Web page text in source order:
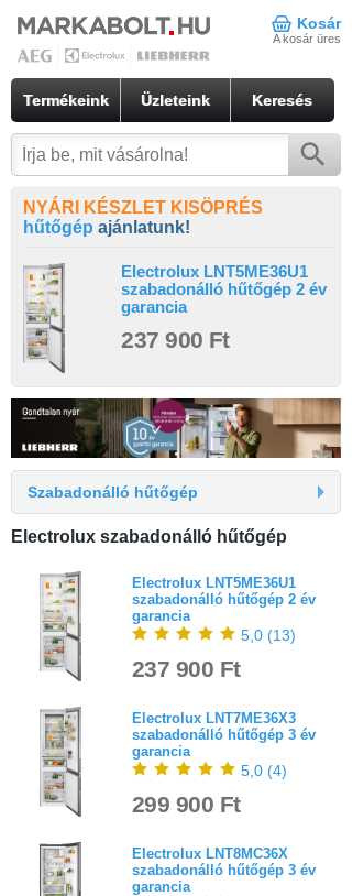
Kosár
A kosár üres
Termékeink Üzleteink Keresés
NYÁRI KÉSZLET KISÖPRÉS
hűtőgép ajánlatunk!
Electrolux LNT5ME36U1
szabadonálló hűtőgép 2 év
garancia
237 900 Ft
Szabadonálló hűtőgép
Electrolux szabadonálló hűtőgép
Electrolux LNT5ME36U1
szabadonálló hűtőgép 2 év
garancia
5,0 (13)
237 900 Ft
Electrolux LNT7ME36X3
szabadonálló hűtőgép 3 év
garancia
5,0 (4)
299 900 Ft
Electrolux LNT8MC36X
szabadonálló hűtőgép 3 év
garancia